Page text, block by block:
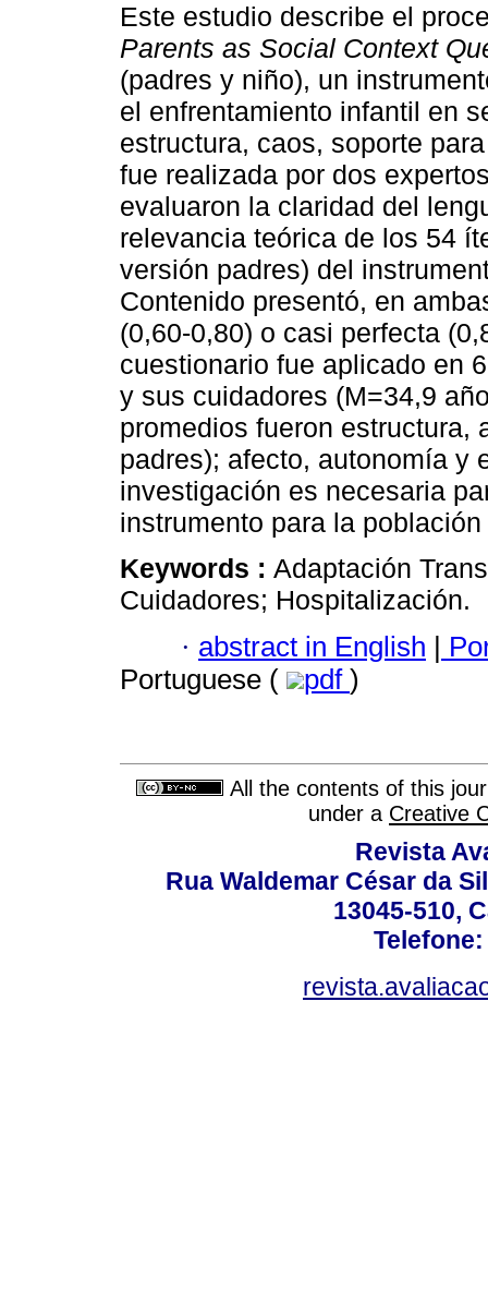
Este estudio describe el
Parents as Social Context
(padres y niño), un
el enfrentamiento infantil en
estructura, caos, soporte
fue realizada por dos
evaluaron la claridad del
relevancia teórica de los 54
versión padres) del
Contenido presentó, en
(0,60-0,80) o casi perfecta
cuestionario fue aplicado en
y sus cuidadores (M=34,9
promedios fueron estructura,
padres); afecto, autonomía y
investigación es necesaria
instrumento para la
Keywords : Adaptación
Cuidadores; Hospitalización.
· abstract in English |
Portuguese (
pdf )
All the contents of this
under a Creative
Revista
Rua Waldemar César da
13045-510,
Telefone: